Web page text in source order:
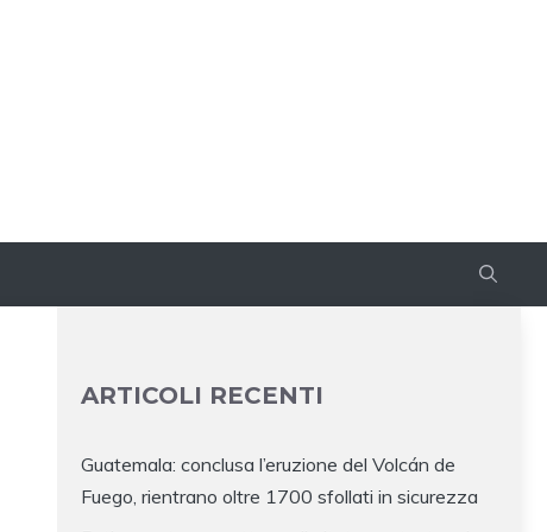
ARTICOLI RECENTI
Guatemala: conclusa l’eruzione del Volcán de
Fuego, rientrano oltre 1700 sfollati in sicurezza